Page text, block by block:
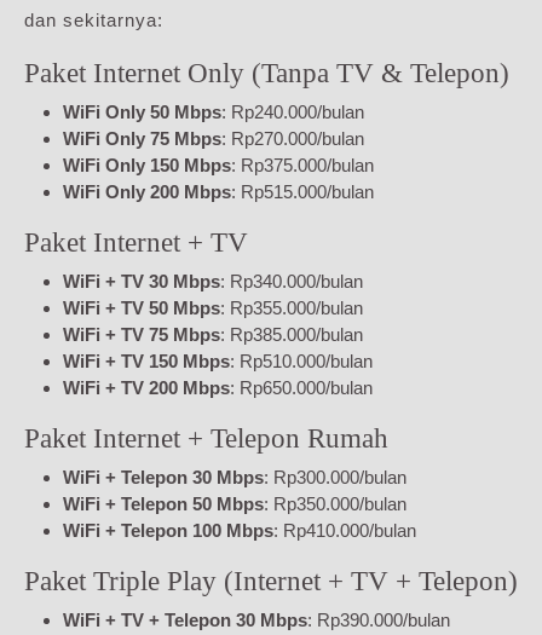
dan sekitarnya:
Paket Internet Only (Tanpa TV & Telepon)
WiFi Only 50 Mbps: Rp240.000/bulan
WiFi Only 75 Mbps: Rp270.000/bulan
WiFi Only 150 Mbps: Rp375.000/bulan
WiFi Only 200 Mbps: Rp515.000/bulan
Paket Internet + TV
WiFi + TV 30 Mbps: Rp340.000/bulan
WiFi + TV 50 Mbps: Rp355.000/bulan
WiFi + TV 75 Mbps: Rp385.000/bulan
WiFi + TV 150 Mbps: Rp510.000/bulan
WiFi + TV 200 Mbps: Rp650.000/bulan
Paket Internet + Telepon Rumah
WiFi + Telepon 30 Mbps: Rp300.000/bulan
WiFi + Telepon 50 Mbps: Rp350.000/bulan
WiFi + Telepon 100 Mbps: Rp410.000/bulan
Paket Triple Play (Internet + TV + Telepon)
WiFi + TV + Telepon 30 Mbps: Rp390.000/bulan